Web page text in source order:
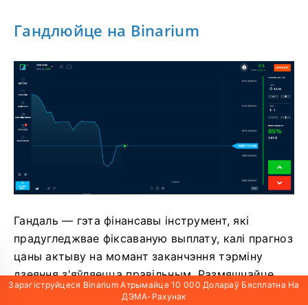
Гандлюйце на Binarium
Гандаль — гэта фінансавы інструмент, які
прадугледжвае фіксаваную выплату, калі прагноз
цаны актыву на момант заканчэння тэрміну
дзеяння з'яўляецца правільным. Размяшчайце
здзелкі ў залежнасці ад таго, ці лічыце вы, што
Зарэгіструйцеся Binarium Атрымайце 10 000 Долараў Бясплатна На
ДЭМА-Рахунак